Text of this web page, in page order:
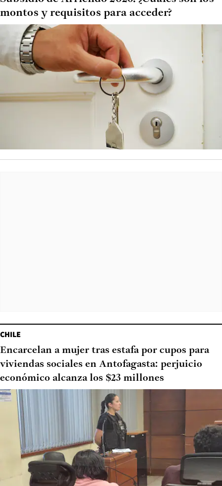
montos y requisitos para acceder?
CHILE
Encarcelan a mujer tras estafa por cupos para
viviendas sociales en Antofagasta: perjuicio
económico alcanza los $23 millones